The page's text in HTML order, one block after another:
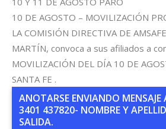
10 DE AGOSTO – MOVILIZACIÓN
LA COMISIÓN DIRECTIVA DE
MARTÍN, convoca a sus afiliados a
MOVILIZACIÓN DEL DÍA 10 DE
SANTA FE .
ANOTARSE ENVIANDO
3401 437820- NOMBRE Y
SALIDA.